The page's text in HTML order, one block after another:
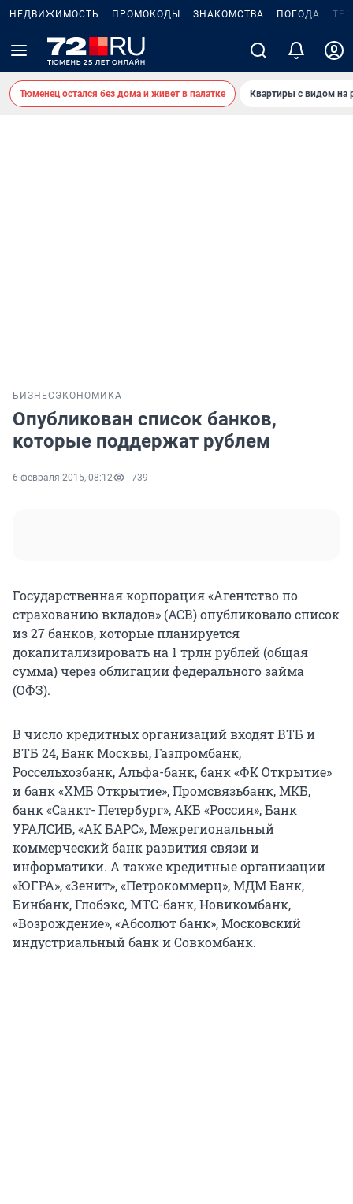
НЕДВИЖИМОСТЬ ПРОМОКОДЫ ЗНАКОМСТВА ПОГОДА
Тюменец остался без дома и живет в палатке Квартиры с видом на
БИЗНЕС ЭКОНОМИКА
Опубликован список банков,
которые поддержат рублем
6 февраля 2015, 08:12 739
Государственная корпорация «Агентство по
страхованию вкладов» (АСВ) опубликовало список
из 27 банков, которые планируется
докапитализировать на 1 трлн рублей (общая
сумма) через облигации федерального займа
(ОФЗ).
В число кредитных организаций входят ВТБ и
ВТБ 24, Банк Москвы, Газпромбанк,
Россельхозбанк, Альфа-банк, банк «ФК Открытие»
и банк «ХМБ Открытие», Промсвязьбанк, МКБ,
банк «Санкт- Петербург», АКБ «Россия», Банк
УРАЛСИБ, «АК БАРС», Межрегиональный
коммерческий банк развития связи и
информатики. А также кредитные организации
«ЮГРА», «Зенит», «Петрокоммерц», МДМ Банк,
Бинбанк, Глобэкс, МТС-банк, Новикомбанк,
«Возрождение», «Абсолют банк», Московский
индустриальный банк и Совкомбанк.